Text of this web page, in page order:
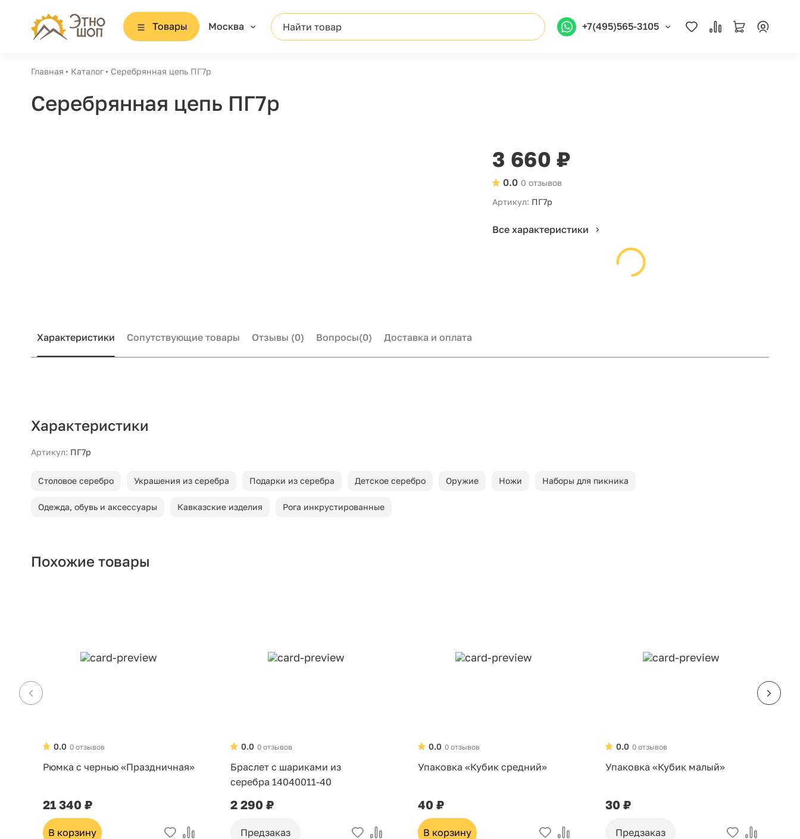
Товары Москва Найти товар +7(495)565-3105
Главная Каталог Серебрянная цепь ПГ7р
Серебрянная цепь ПГ7р
3 660 ₽
0 отзывов
0.0
Артикул: ПГ7р
Все характеристики
Характеристики Сопутствующие товары Отзывы (0) Вопросы(0) Доставка и оплата
Характеристики
Артикул: ПГ7р
Столовое серебро Украшения из серебра Подарки из серебра Детское серебро Оружие Ножи Наборы для пикника
Одежда, обувь и аксессуары Кавказские изделия Рога инкрустированные
Похожие товары
0 отзывов
0.0
Рюмка с чернью «Праздничная»
21 340 ₽
В корзину
0 отзывов
0.0
Браслет с шариками из
серебра 14040011-40
2 290 ₽
Предзаказ
0 отзывов
0.0
Упаковка «Кубик средний»
40 ₽
В корзину
0 отзывов
0.0
Упаковка «Кубик малый»
30 ₽
Предзаказ